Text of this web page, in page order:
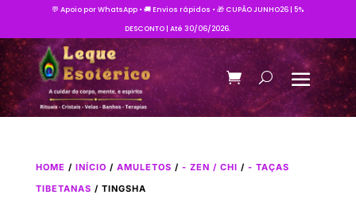
💬 Apoio por WhatsApp • 🚚 Envios rápidos • 🎁 CUPÃO JUNHO26 | 5%
DESCONTO | Até 30/06/2026.
HOME / INÍCIO / AMULETOS / - ZEN / CHI / - TAÇAS
TIBETANAS / TINGSHA